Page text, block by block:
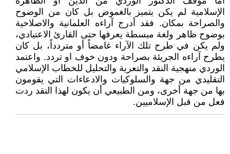
الإسلامية لم يكن يتميز بالغموض بل كان من الوضوح
والصراحة بمكان. فقد أدرج آراءه العلمانية والاصلاحية
بوضوح ظاهر ولغة مبسطة يعرفها حتى القارئ الاعتيادي،
ولم يكن في طرح تلك الآراء غامضاً أو متردداً، بل كان
يطرح آراءه الجريئة بصراحة ودون خوف او تردد. واعتمد
الوردي منهجية النقد والتعرية والتحليل للخطاب الإسلامي
التقليدي من جهة والسلوكيات والادعاءات التي يقومون
بها من جهة أخرى، ومن الطبيعي أن يكون لهذا النقد ردت
فعل من قبل الإسلاميين.